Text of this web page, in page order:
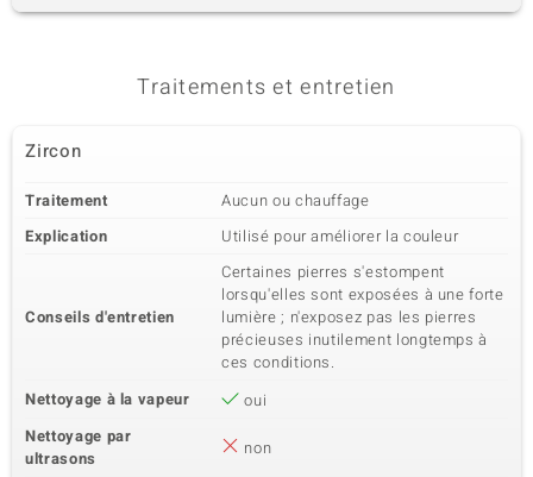
Traitements et entretien
Zircon
Traitement
Aucun ou chauffage
Explication
Utilisé pour améliorer la couleur
Conseils d'entretien
Certaines pierres s'estompent
lorsqu'elles sont exposées à une forte
lumière ; n'exposez pas les pierres
précieuses inutilement longtemps à
ces conditions.
Nettoyage à la vapeur
oui
Nettoyage par
ultrasons
non